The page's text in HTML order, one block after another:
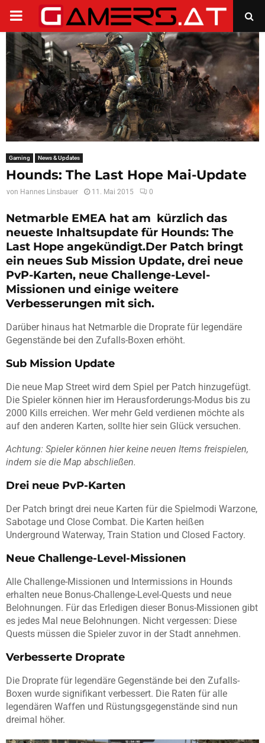
PRIMARY
MENU
Gaming News & Updates
Hounds: The Last Hope Mai-Update
von Hannes Linsbauer 11. Mai 2015 0
Netmarble EMEA hat am kürzlich das
neueste Inhaltsupdate für Hounds: The
Last Hope angekündigt.Der Patch bringt
ein neues Sub Mission Update, drei neue
PvP-Karten, neue Challenge-Level-
Missionen und einige weitere
Verbesserungen mit sich.
Darüber hinaus hat Netmarble die Droprate für legendäre
Gegenstände bei den Zufalls-Boxen erhöht.
Sub Mission Update
Die neue Map Street wird dem Spiel per Patch hinzugefügt.
Die Spieler können hier im Herausforderungs-Modus bis zu
2000 Kills erreichen. Wer mehr Geld verdienen möchte als
auf den anderen Karten, sollte hier sein Glück versuchen.
Achtung: Spieler können hier keine neuen Items freispielen,
indem sie die Map abschließen.
Drei neue PvP-Karten
Der Patch bringt drei neue Karten für die Spielmodi Warzone,
Sabotage und Close Combat. Die Karten heißen
Underground Waterway, Train Station und Closed Factory.
Neue Challenge-Level-Missionen
Alle Challenge-Missionen und Intermissions in Hounds
erhalten neue Bonus-Challenge-Level-Quests und neue
Belohnungen. Für das Erledigen dieser Bonus-Missionen gibt
es jedes Mal neue Belohnungen. Nicht vergessen: Diese
Quests müssen die Spieler zuvor in der Stadt annehmen.
Verbesserte Droprate
Die Droprate für legendäre Gegenstände bei den Zufalls-
Boxen wurde signifikant verbessert. Die Raten für alle
legendären Waffen und Rüstungsgegenstände sind nun
dreimal höher.